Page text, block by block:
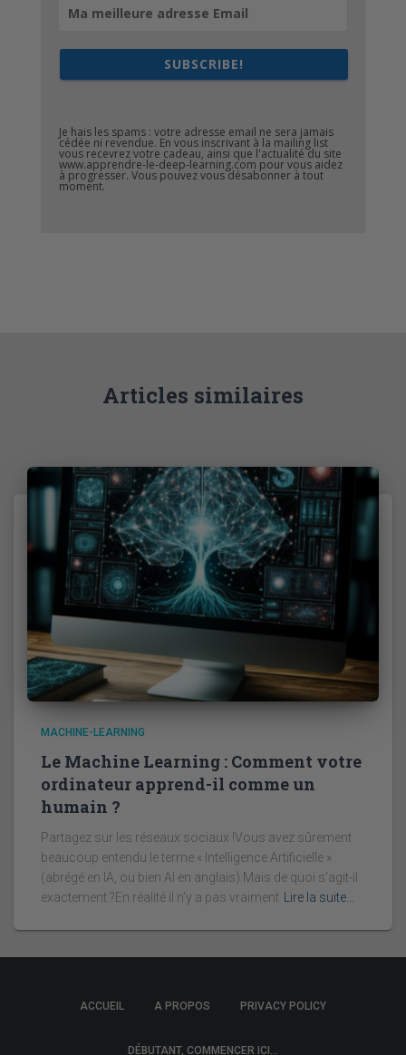
SUBSCRIBE!
Je hais les spams : votre adresse email ne sera jamais
cédée ni revendue. En vous inscrivant à la mailing list
vous recevrez votre cadeau, ainsi que l'actualité du site
www.apprendre-le-deep-learning.com pour vous aidez
à progresser. Vous pouvez vous désabonner à tout
moment.
Articles similaires
MACHINE-LEARNING
Le Machine Learning : Comment votre
ordinateur apprend-il comme un
humain ?
Partagez sur les réseaux sociaux !Vous avez sûrement
beaucoup entendu le terme « Intelligence Artificielle »
(abrégé en IA, ou bien AI en anglais).Mais de quoi s’agit-il
exactement ?En réalité il n’y a pas vraiment
Lire la suite…
ACCUEIL A PROPOS PRIVACY POLICY
DÉBUTANT, COMMENCER ICI…